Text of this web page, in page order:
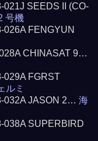
021J SEEDS II (CO-
号機
026A FENGYUN
CHINASAT 9…
029A FGRST
ルミ
032A JASON 2…海
038A SUPERBIRD